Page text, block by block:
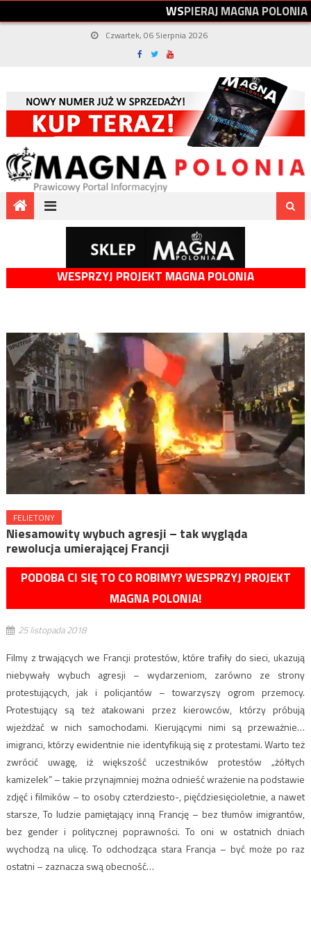
WSPIERAJMAGNAPOLONIA
Czwartek, 06 Sierpnia 2026
WESPRZYJ PROJEKT MAGNA POLONIA
FELIETONY
Niesamowity wybuch agresji – tak wygląda
rewolucja umierającej Francji
PODOBA CI SIĘ TO CO ROBIMY? WESPRZYJ PROJEKT
MAGNA POLONIA!
25 listopada 2018
Filmy z trwających we Francji protestów, które trafiły do sieci, ukazują
niebywały wybuch agresji – wydarzeniom, zarówno ze strony
protestujących, jak i policjantów – towarzyszy ogrom przemocy.
Protestujący są też atakowani przez kierowców, którzy próbują
wjeżdżać w nich samochodami. Kierującymi nimi są przeważnie…
imigranci, którzy ewidentnie nie identyfikują się z protestami. Warto też
zwrócić uwagę, iż większość uczestników protestów „żółtych
kamizelek” – takie przynajmniej można odnieść wrażenie na podstawie
zdjęć i filmików – to osoby czterdziesto-, pięćdziesięcioletnie, a nawet
starsze, To ludzie pamiętający inną Francję – bez tłumów imigrantów,
bez gender i politycznej poprawności. To oni w ostatnich dniach
wychodzą na ulicę. To odchodząca stara Francja – być może po raz
ostatni – zaznacza swą obecność…